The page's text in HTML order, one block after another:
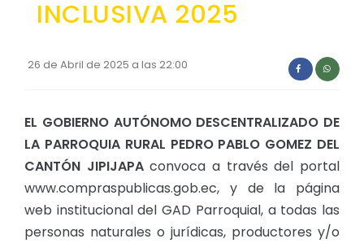
Convocatorias
Plan de desarrollo y Ordenamiento Territorial -
Plan Anual Contratación - PAC
Plan Operativo Anual - POA
Convenios Institucionales
PRESUPUESTO: EJECUCIÓN Y REPORTES
Cédulas presupuestarias y balances
INCLUSIVA 2025
26 de Abril de 2025 a las 22:00
EL GOBIERNO AUTÓNOMO DESCENTRALIZADO DE
LA PARROQUIA RURAL PEDRO PABLO GOMEZ DEL
CANTÓN JIPIJAPAconvoca a través del portal
www.compraspublicas.gob.ec, y de la página
web institucional del GAD Parroquial, a todas las
personas naturales o jurídicas, productores y/o